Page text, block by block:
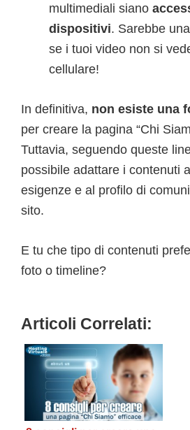
multimediali siano
dispositivi. Sarebbe
se i tuoi video non si
cellulare!
In definitiva, non esiste una
per creare la pagina “Chi
Tuttavia, seguendo queste
possibile adattare i contenuti
esigenze e al profilo di
sito.
E tu che tipo di contenuti
foto o timeline?
Articoli Correlati: